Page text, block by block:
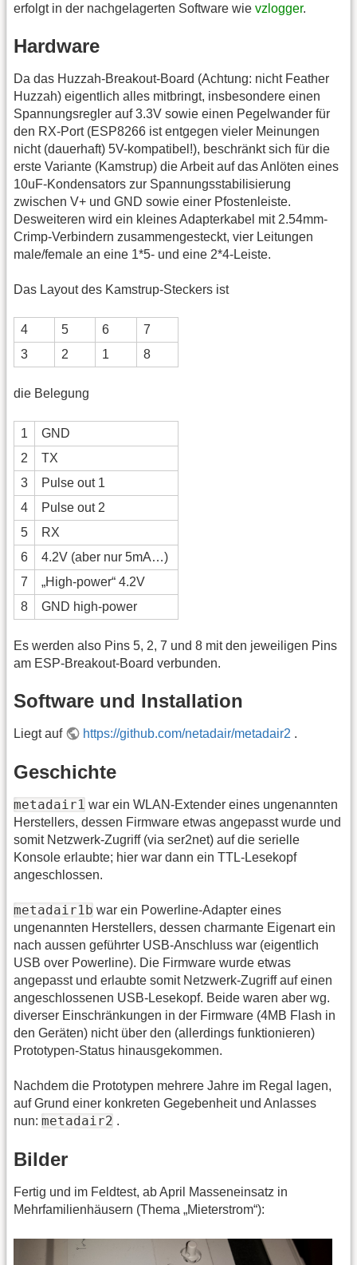
erfolgt in der nachgelagerten Software wie vzlogger.
Hardware
Da das Huzzah-Breakout-Board (Achtung: nicht Feather
Huzzah) eigentlich alles mitbringt, insbesondere einen
Spannungsregler auf 3.3V sowie einen Pegelwander für
den RX-Port (ESP8266 ist entgegen vieler Meinungen
nicht (dauerhaft) 5V-kompatibel!), beschränkt sich für die
erste Variante (Kamstrup) die Arbeit auf das Anlöten eines
10uF-Kondensators zur Spannungsstabilisierung
zwischen V+ und GND sowie einer Pfostenleiste.
Desweiteren wird ein kleines Adapterkabel mit 2.54mm-
Crimp-Verbindern zusammengesteckt, vier Leitungen
male/female an eine 1*5- und eine 2*4-Leiste.
Das Layout des Kamstrup-Steckers ist
4 5 6
7
3
2 1 8
die Belegung
1
GND
2
TX
3
Pulse out 1
4
Pulse out 2
5
RX
6
4.2V (aber nur 5mA…)
7
„High-power“ 4.2V
8
GND high-power
Es werden also Pins 5, 2, 7 und 8 mit den jeweiligen Pins
am ESP-Breakout-Board verbunden.
Software und Installation
Liegt auf https://github.com/netadair/metadair2 .
Geschichte
metadair1 war ein WLAN-Extender eines ungenannten
Herstellers, dessen Firmware etwas angepasst wurde und
somit Netzwerk-Zugriff (via ser2net) auf die serielle
Konsole erlaubte; hier war dann ein TTL-Lesekopf
angeschlossen.
metadair1b war ein Powerline-Adapter eines
ungenannten Herstellers, dessen charmante Eigenart ein
nach aussen geführter USB-Anschluss war (eigentlich
USB over Powerline). Die Firmware wurde etwas
angepasst und erlaubte somit Netzwerk-Zugriff auf einen
angeschlossenen USB-Lesekopf. Beide waren aber wg.
diverser Einschränkungen in der Firmware (4MB Flash in
den Geräten) nicht über den (allerdings funktionieren)
Prototypen-Status hinausgekommen.
Nachdem die Prototypen mehrere Jahre im Regal lagen,
auf Grund einer konkreten Gegebenheit und Anlasses
nun: metadair2 .
Bilder
Fertig und im Feldtest, ab April Masseneinsatz in
Mehrfamilienhäusern (Thema „Mieterstrom“):